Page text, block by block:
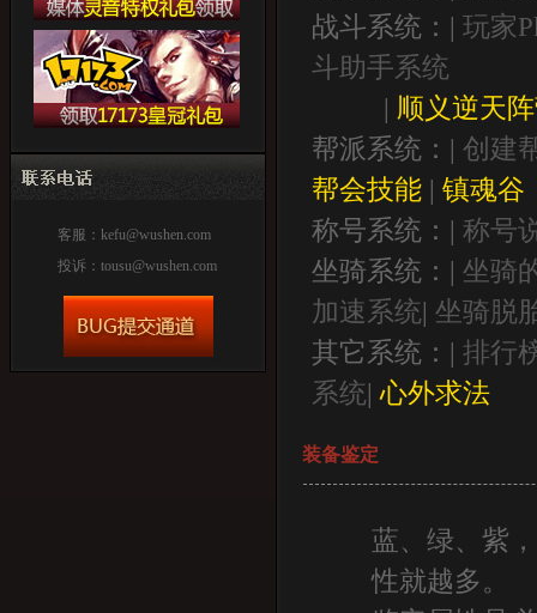
客服： kefu@wushen.com
投诉： tousu@wushen.com
战斗系统：|玩家
斗助手系统
| 顺义逆天
帮派系统：|创建
帮会技能 |镇魂谷
称号系统：|称号
坐骑系统：|坐骑
加速系统|坐骑脱
其它系统：|排行
系统|心外求法
装备鉴定
蓝、绿、紫
性就越多。